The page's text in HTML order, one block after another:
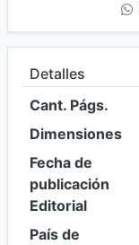
Detalles
Cant. Págs.
Dimensiones
Fecha de
publicación
Editorial
País de